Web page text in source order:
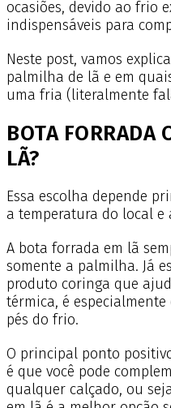
ocasiões, devido ao frio
indispensáveis para
Neste post, vamos
palmilha de lã e em
uma fria (literalmente
BOTA FORRADA
LÃ?
Essa escolha depende
a temperatura do local
A bota forrada em lã
somente a palmilha. Já
produto coringa que
térmica, é
pés do frio.
O principal ponto
é que você pode
qualquer calçado, ou